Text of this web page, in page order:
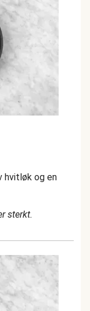
hvitløk og en
sterkt.